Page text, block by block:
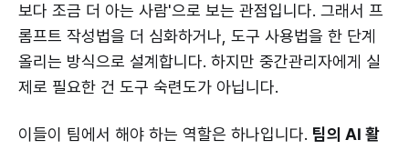
보다 조금 더 아는 사람'으로 보는 관점입니다. 그래서 프
롬프트 작성법을 더 심화하거나, 도구 사용법을 한 단계
올리는 방식으로 설계합니다. 하지만 중간관리자에게 실
제로 필요한 건 도구 숙련도가 아닙니다.
이들이 팀에서 해야 하는 역할은 하나입니다. 팀의 AI 활